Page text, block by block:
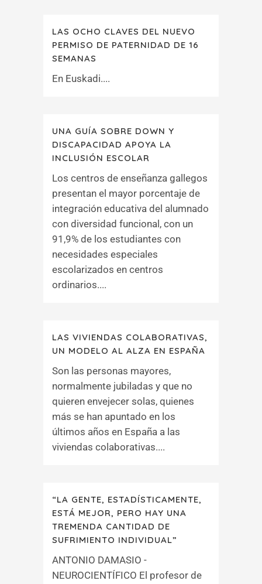
LAS OCHO CLAVES DEL NUEVO
PERMISO DE PATERNIDAD DE 16
SEMANAS
En Euskadi....
UNA GUÍA SOBRE DOWN Y
DISCAPACIDAD APOYA LA
INCLUSIÓN ESCOLAR
Los centros de enseñanza gallegos
presentan el mayor porcentaje de
integración educativa del alumnado
con diversidad funcional, con un
91,9% de los estudiantes con
necesidades especiales
escolarizados en centros
ordinarios....
LAS VIVIENDAS COLABORATIVAS,
UN MODELO AL ALZA EN ESPAÑA
Son las personas mayores,
normalmente jubiladas y que no
quieren envejecer solas, quienes
más se han apuntado en los
últimos años en España a las
viviendas colaborativas....
“LA GENTE, ESTADÍSTICAMENTE,
ESTÁ MEJOR, PERO HAY UNA
TREMENDA CANTIDAD DE
SUFRIMIENTO INDIVIDUAL”
ANTONIO DAMASIO -
NEUROCIENTÍFICO El profesor de